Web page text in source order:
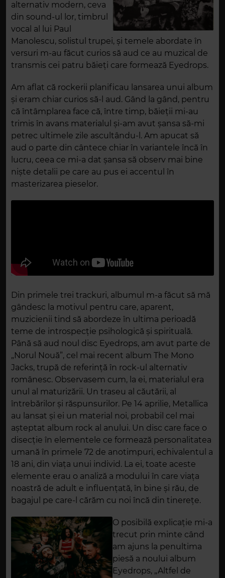
alternativ modern, ceva
din sound-ul lor, timbrul
vocal al lui Paul
Manolescu, solistul trupei, și temele abordate în
versuri m-au făcut curios să aud ce au muzical de
transmis cei patru băieți care formează Eyedrops.
Am aflat că rockerii planificau lansarea unui album
și eram chiar curios să-l aud. Gând la gând, pentru
că întâmplarea face că, între timp, băieții mi-au
trimis în avans materialul și-am avut șansa să-mi
petrec ultimele zile ascultându-l. Am apucat să
aud o parte din cântece chiar în variantele încă în
lucru, ceea ce mi-a dat șansa să observ mai bine
niște detalii pe care au pus ei accentul în
masterizarea pieselor.
Din primele trei trackuri, albumul m-a făcut să mă
gândesc la motivul pentru care, aparent,
muzicienii tind să abordeze în ultima perioadă
teme de introspecție psihologică și spirituală.
Până să aud noul disc Eyedrops, am avut parte de
„Norul Nouă”, cel mai recent album The Mono
Jacks, trupă de referință în rock-ul alternativ
românesc. Observasem cum, la ei, materialul era
unul al maturizării. Un traseu al căutării, al
întrebărilor și răspunsurilor. Pe 14 aprilie, Metallica
au lansat și ei un material noi, probabil cel mai
așteptat album rock al anului. Un disc care face o
disecție în elementele ce formează personalitatea
umană în primele 72 de anotimpuri, echivalentul a
18 ani, din viața unui individ. La ei, toate aceste
elemente erau o analiză a modului în care viața
noastră de adult e influențată, în bine și rău, de
bagajul pe care-l cărăm cu noi încă din tinerețe.
O posibilă explicație mi-a
trecut prin minte când
am ajuns la penultima
piesă a noului album
Eyedrops, „Altfel de